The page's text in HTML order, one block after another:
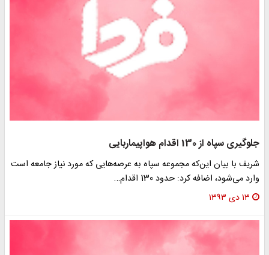
جلوگیری سپاه از 130 اقدام هواپیماربایی
شریف با بیان این‌که مجموعه سپاه به عرصه‌هایی که مورد نیاز جامعه است
وارد می‌شود، اضافه کرد: حدود 130 اقدام…
۱۳ دی ۱۳۹۳